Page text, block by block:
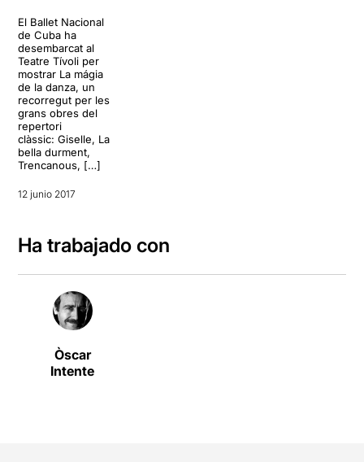
El Ballet Nacional
de Cuba ha
desembarcat al
Teatre Tívoli per
mostrar La mágia
de la danza, un
recorregut per les
grans obres del
repertori
clàssic: Giselle, La
bella durment,
Trencanous, […]
12 junio 2017
Ha trabajado con
Òscar
Intente